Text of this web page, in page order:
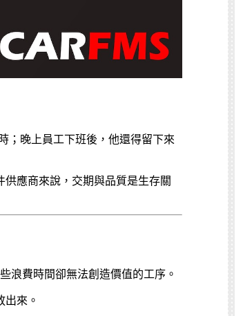
；晚上員工下班後，他還得留下來
應商來說，交期與品質是生存關
浪費時間卻無法創造價值的工序。
來。